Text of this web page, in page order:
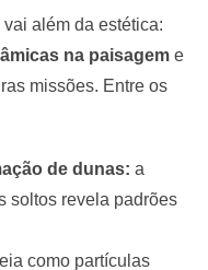
além da estética:
na paisagem e
missões. Entre os
de dunas: a
soltos revela padrões
como partículas